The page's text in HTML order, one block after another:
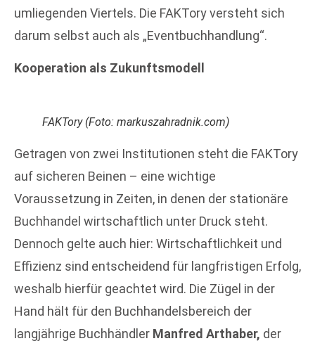
umliegenden Viertels. Die FAKTory versteht sich
darum selbst auch als „Eventbuchhandlung“.
Kooperation als Zukunftsmodell
FAKTory (Foto: markuszahradnik.com)
Getragen von zwei Institutionen steht die FAKTory
auf sicheren Beinen – eine wichtige
Voraussetzung in Zeiten, in denen der stationäre
Buchhandel wirtschaftlich unter Druck steht.
Dennoch gelte auch hier: Wirtschaftlichkeit und
Effizienz sind entscheidend für langfristigen Erfolg,
weshalb hierfür geachtet wird. Die Zügel in der
Hand hält für den Buchhandelsbereich der
langjährige Buchhändler Manfred Arthaber, der